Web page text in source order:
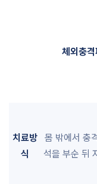
체외충
치료방
식
몸 밖에서 충
석을 부순 뒤